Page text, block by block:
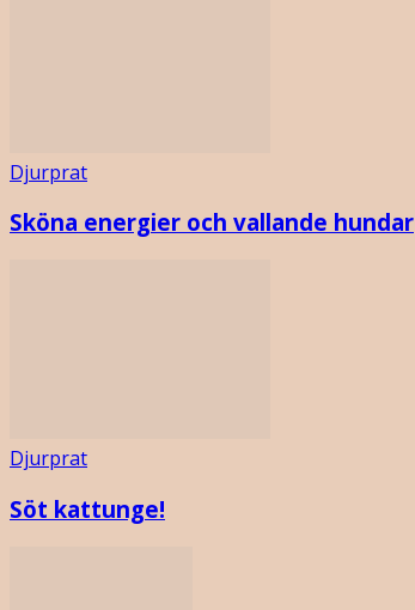
Djurprat
Sköna energier och vallande hundar
Djurprat
Söt kattunge!